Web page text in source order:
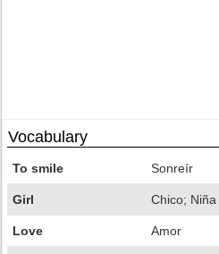
Vocabulary
To smile Sonreír
Girl Chico; Niña
Love Amor